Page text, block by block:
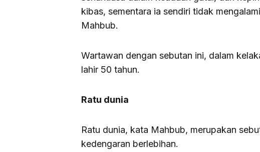
kibas, sementara ia sendiri tidak
Mahbub.
Wartawan dengan sebutan ini, dalam
lahir 50 tahun.
Ratu dunia
Ratu dunia, kata Mahbub, merupakan
kedengaran berlebihan.